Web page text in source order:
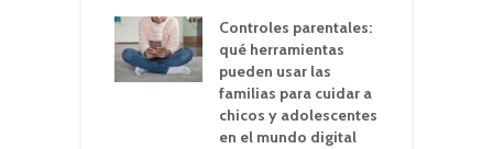
Controles parentales:
qué herramientas
pueden usar las
familias para cuidar a
chicos y adolescentes
en el mundo digital